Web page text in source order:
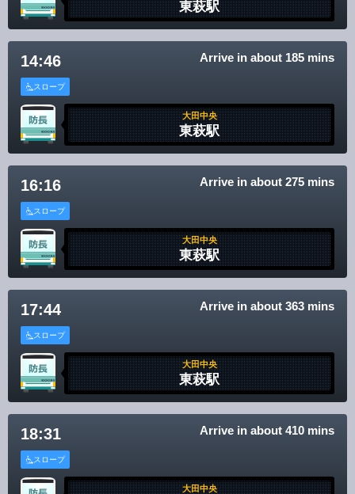
各バス会社リンク先
問題を報告
Disclaimer
東萩駅
14:46 Arrive in about 185 mins
スロープ
大田中央
東萩駅
16:16 Arrive in about 275 mins
スロープ
大田中央
東萩駅
17:44 Arrive in about 363 mins
スロープ
大田中央
東萩駅
18:31 Arrive in about 410 mins
スロープ
大田中央